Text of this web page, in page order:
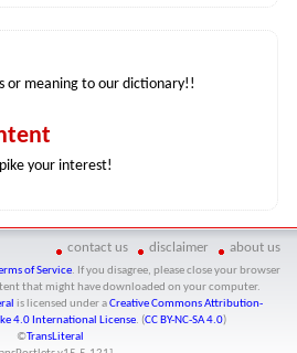
or meaning to our dictionary!!
your interest!
contact us disclaimer about us
of Service. If you disagree, please close your browser
that might have downloaded on your computer.
is licensed under aCreative Commons Attribution-
4.0 International License. (CC BY-NC-SA 4.0)
©TransLiteral